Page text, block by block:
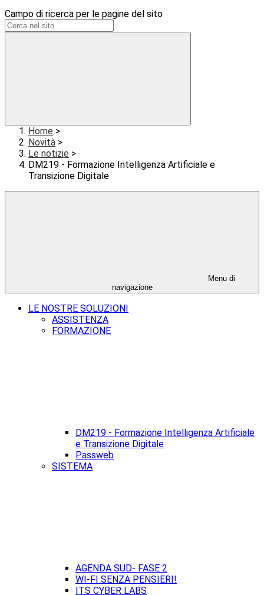
Campo di ricerca per le pagine del sito
Home >
Novità >
Le notizie >
DM219 - Formazione Intelligenza Artificiale e
Transizione Digitale
Menu di
navigazione
LE NOSTRE SOLUZIONI
ASSISTENZA
FORMAZIONE
DM219 - Formazione Intelligenza Artificiale
e Transizione Digitale
Passweb
SISTEMA
AGENDA SUD- FASE 2
WI-FI SENZA PENSIERI!
ITS CYBER LABS